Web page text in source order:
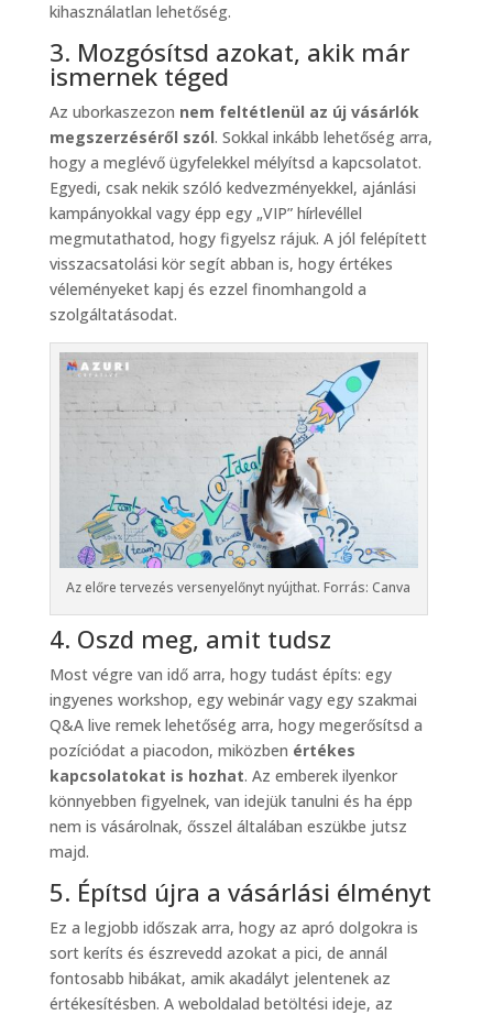
kihasználatlan lehetőség.
3. Mozgósítsd azokat, akik már
ismernek téged
Az uborkaszezon nem feltétlenül az új vásárlók
megszerzéséről szól. Sokkal inkább lehetőség arra,
hogy a meglévő ügyfelekkel mélyítsd a kapcsolatot.
Egyedi, csak nekik szóló kedvezményekkel, ajánlási
kampányokkal vagy épp egy „VIP” hírlevéllel
megmutathatod, hogy figyelsz rájuk. A jól felépített
visszacsatolási kör segít abban is, hogy értékes
véleményeket kapj és ezzel finomhangold a
szolgáltatásodat.
Az előre tervezés versenyelőnyt nyújthat. Forrás: Canva
4. Oszd meg, amit tudsz
Most végre van idő arra, hogy tudást építs: egy
ingyenes workshop, egy webinár vagy egy szakmai
Q&A live remek lehetőség arra, hogy megerősítsd a
pozíciódat a piacodon, miközben értékes
kapcsolatokat is hozhat. Az emberek ilyenkor
könnyebben figyelnek, van idejük tanulni és ha épp
nem is vásárolnak, ősszel általában eszükbe jutsz
majd.
5. Építsd újra a vásárlási élményt
Ez a legjobb időszak arra, hogy az apró dolgokra is
sort keríts és észrevedd azokat a pici, de annál
fontosabb hibákat, amik akadályt jelentenek az
értékesítésben. A weboldalad betöltési ideje, az